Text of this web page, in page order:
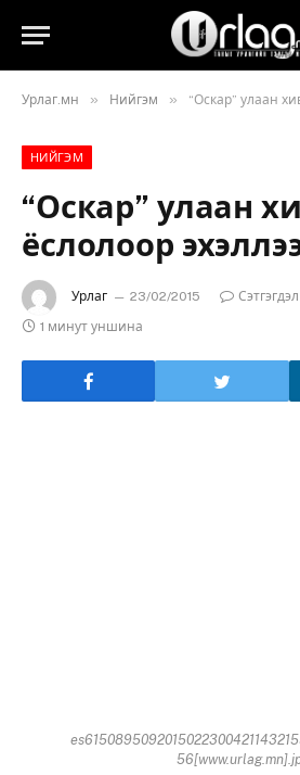
Урлаг.мн » Нийгэм » “Оскар” улаан
НИЙГЭМ
“Оскар” улаан
ёслолоор
Урлаг 23/02/2015
1 минут уншина